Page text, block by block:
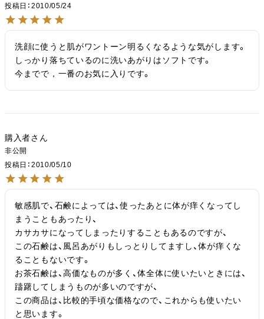
投稿日
2010/05/24
洗顔に使うと肌がワントーン明るくなるような気がします。
しっかり落ちているのに洗いあがりはソフトです。
今までで，一番のお気に入りです。
購入者
非公開
投稿日
2010/05/10
敏感肌で、石鹸によっては、使ったあとに体が痒くなってし
まうこともあったり、
カサカサになってしまったりすることもあるのですが、
この石鹸は、風呂あがりもしっとりしてますし、体が痒くな
ることもないです。
お茶石鹸は、高価なものが多く、体全体に使いたいときには、
躊躇してしまうものが多いのですが、
この商品は、比較的手頃な価格なので、これからも使いたい
と思います。